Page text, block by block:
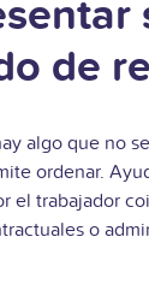
de
algo que no
ordenar.
el trabajador
o